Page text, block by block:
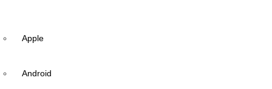
Apple
Android